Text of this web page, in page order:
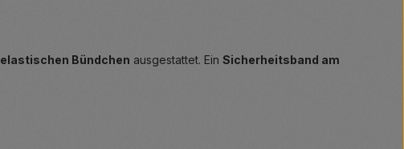
elastischen Bündchen ausgestattet. Ein Sicherheitsband am